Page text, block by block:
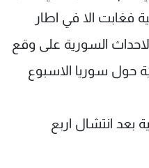
فغابت الا في اطار
الاحداث السورية على وقع
حول سوريا الاسبوع
بعد انتشال اربع